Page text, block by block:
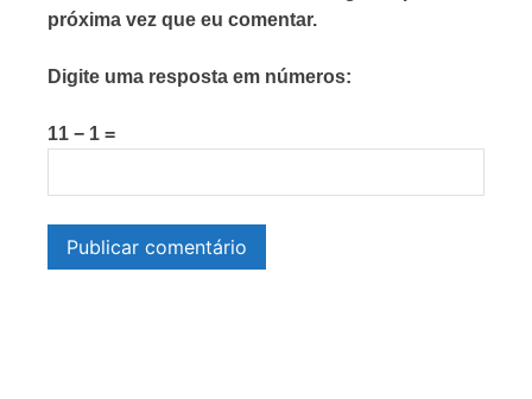
próxima vez que eu comentar.
Digite uma resposta em números:
11 − 1 =